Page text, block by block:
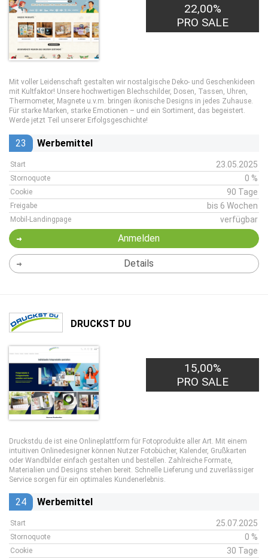
22,00%
PRO SALE
Mit voller Leidenschaft gestalten wir nostalgische Deko- und Geschenkideen
mit Kultfaktor! Unsere hochwertigen Blechschilder, Dosen, Tassen, Uhren,
Thermometer, Magnete u.v.m. bringen ikonische Designs in jedes Zuhause.
Für starke Marken, starke Emotionen – und ein Sortiment, das begeistert.
Werde jetzt Teil unserer Erfolgsgeschichte!
23 Werbemittel
Start 23.05.2025
Stornoquote 0 %
Cookie 90 Tage
Freigabe bis 6 Wochen
Mobil-Landingpage verfügbar
Anmelden
Details
DRUCKST DU
15,00%
PRO SALE
Druckstdu.de ist eine Onlineplattform für Fotoprodukte aller Art. Mit einem
intuitiven Onlinedesigner können Nutzer Fotobücher, Kalender, Grußkarten
oder Wandbilder einfach gestalten und bestellen. Zahlreiche Formate,
Materialien und Designs stehen bereit. Schnelle Lieferung und zuverlässiger
Service sorgen für ein optimales Kundenerlebnis.
24 Werbemittel
Start 25.07.2025
Stornoquote 0 %
Cookie 30 Tage